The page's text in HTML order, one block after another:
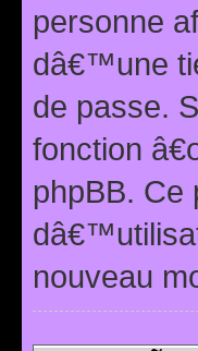
personne
dâ€™une
de passe.
fonction
phpBB. Ce
nouveau